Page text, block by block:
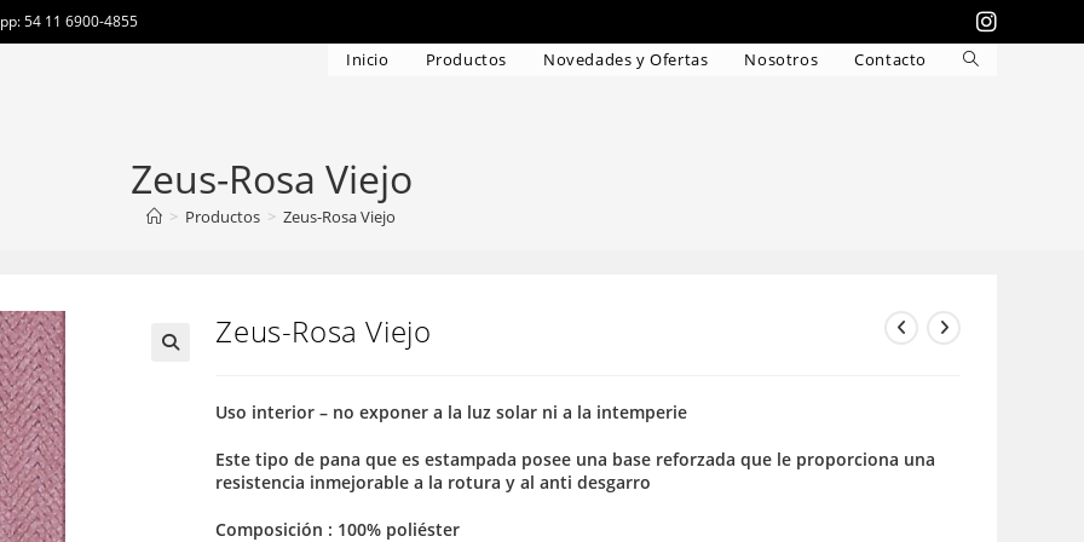
54 11 6900-4855
Inicio Productos Novedades y Ofertas Nosotros Contacto
Alternar
Zeus-Rosa Viejo
> Productos > Zeus-Rosa Viejo
Zeus-Rosa Viejo
Uso interior – no exponer a la luz solar ni a la intemperie
Este tipo de pana que es estampada posee una base reforzada que le proporciona una
resistencia inmejorable a la rotura y al anti desgarro
Composición : 100% poliéster